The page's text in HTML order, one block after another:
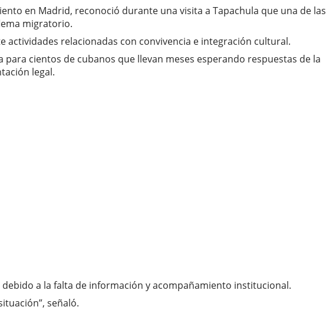
en Madrid, reconoció durante una visita a Tapachula que una de las
migratorio.
relacionadas con convivencia e integración cultural.
cientos de cubanos que llevan meses esperando respuestas de la
legal.
a la falta de información y acompañamiento institucional.
señaló.